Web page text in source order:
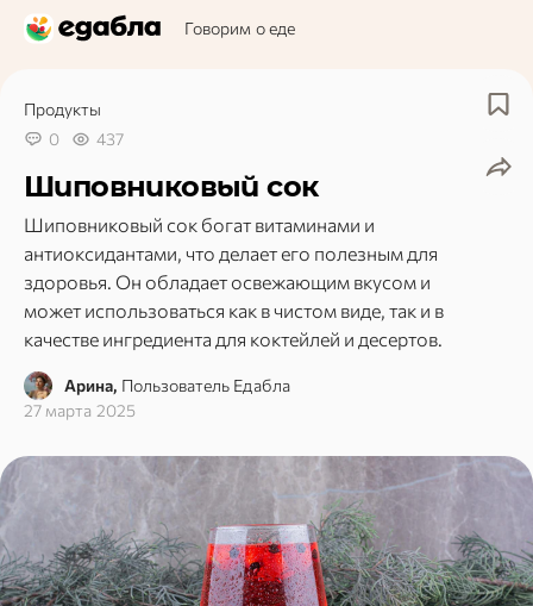
Говорим о еде
Продукты
0
437
Шиповниковый сок
Шиповниковый сок богат витаминами и
антиоксидантами, что делает его полезным для
здоровья. Он обладает освежающим вкусом и
может использоваться как в чистом виде, так и в
качестве ингредиента для коктейлей и десертов.
Арина, Пользователь Едабла
27 марта 2025